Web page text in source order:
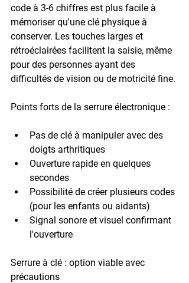
code à 3-6 chiffres est plus facile à
mémoriser qu'une clé physique à
conserver. Les touches larges et
rétroéclairées facilitent la saisie, même
pour des personnes ayant des
difficultés de vision ou de motricité fine.
Points forts de la serrure électronique :
Pas de clé à manipuler avec des
doigts arthritiques
Ouverture rapide en quelques
secondes
Possibilité de créer plusieurs codes
(pour les enfants ou aidants)
Signal sonore et visuel confirmant
l'ouverture
Serrure à clé : option viable avec
précautions